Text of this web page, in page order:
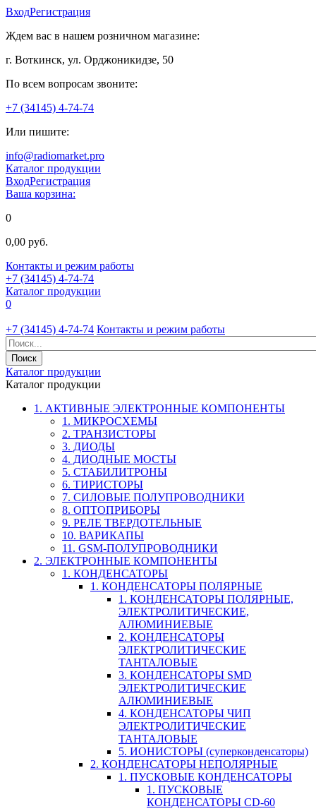
ВходРегистрация
Ждем вас в нашем розничном магазине:
г. Воткинск, ул. Орджоникидзе, 50
По всем вопросам звоните:
+7 (34145) 4-74-74
Или пишите:
info@radiomarket.pro
Каталог продукции
ВходРегистрация
Ваша корзина:
0
0,00 руб.
Контакты и режим работы
+7 (34145) 4-74-74
Каталог продукции
0
+7 (34145) 4-74-74 Контакты и режим работы
Каталог продукции
Каталог продукции
1. АКТИВНЫЕ ЭЛЕКТРОННЫЕ КОМПОНЕНТЫ
1. МИКРОСХЕМЫ
2. ТРАНЗИСТОРЫ
3. ДИОДЫ
4. ДИОДНЫЕ МОСТЫ
5. СТАБИЛИТРОНЫ
6. ТИРИСТОРЫ
7. СИЛОВЫЕ ПОЛУПРОВОДНИКИ
8. ОПТОПРИБОРЫ
9. РЕЛЕ ТВЕРДОТЕЛЬНЫЕ
10. ВАРИКАПЫ
11. GSM-ПОЛУПРОВОДНИКИ
2. ЭЛЕКТРОННЫЕ КОМПОНЕНТЫ
1. КОНДЕНСАТОРЫ
1. КОНДЕНСАТОРЫ ПОЛЯРНЫЕ
1. КОНДЕНСАТОРЫ ПОЛЯРНЫЕ,
ЭЛЕКТРОЛИТИЧЕСКИЕ,
АЛЮМИНИЕВЫЕ
2. КОНДЕНСАТОРЫ
ЭЛЕКТРОЛИТИЧЕСКИЕ
ТАНТАЛОВЫЕ
3. КОНДЕНСАТОРЫ SMD
ЭЛЕКТРОЛИТИЧЕСКИЕ
АЛЮМИНИЕВЫЕ
4. КОНДЕНСАТОРЫ ЧИП
ЭЛЕКТРОЛИТИЧЕСКИЕ
ТАНТАЛОВЫЕ
5. ИОНИСТОРЫ (суперконденсаторы)
2. КОНДЕНСАТОРЫ НЕПОЛЯРНЫЕ
1. ПУСКОВЫЕ КОНДЕНСАТОРЫ
1. ПУСКОВЫЕ
КОНДЕНСАТОРЫ CD-60